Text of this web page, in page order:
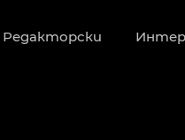
Редакторски